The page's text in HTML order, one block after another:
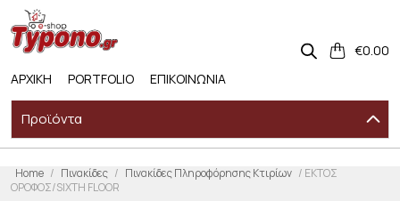
Skip
to
content
ΑΡΧΙΚΗ PORTFOLIO ΕΠΙΚΟΙΝΩΝΙΑ
€0.00
Προϊόντα
Home / Πινακίδες / Πινακίδες Πληροφόρησης Κτιρίων / ΕΚΤΟΣ
ΟΡΟΦΟΣ/SIXTH FLOOR